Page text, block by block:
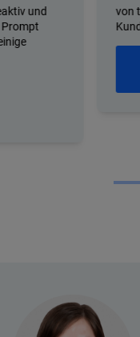
von ti&m und
Kunden
Jetzt